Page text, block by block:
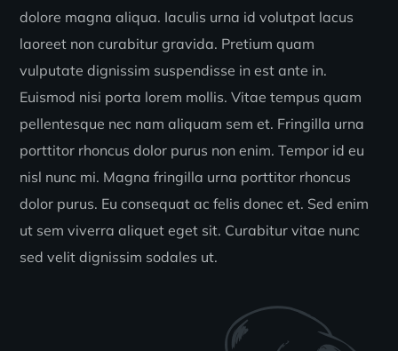
dolore magna aliqua. Iaculis urna id volutpat lacus
laoreet non curabitur gravida. Pretium quam
vulputate dignissim suspendisse in est ante in.
Euismod nisi porta lorem mollis. Vitae tempus quam
pellentesque nec nam aliquam sem et. Fringilla urna
porttitor rhoncus dolor purus non enim. Tempor id eu
nisl nunc mi. Magna fringilla urna porttitor rhoncus
dolor purus. Eu consequat ac felis donec et. Sed enim
ut sem viverra aliquet eget sit. Curabitur vitae nunc
sed velit dignissim sodales ut.